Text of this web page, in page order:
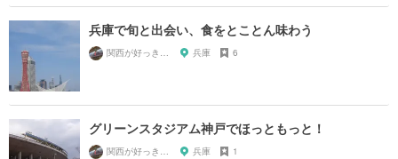
兵庫で旬と出会い、食をとことん味わう
関西が好っきゃねん 兵庫 6
グリーンスタジアム神戸でほっともっと！
関西が好っきゃねん 兵庫 1